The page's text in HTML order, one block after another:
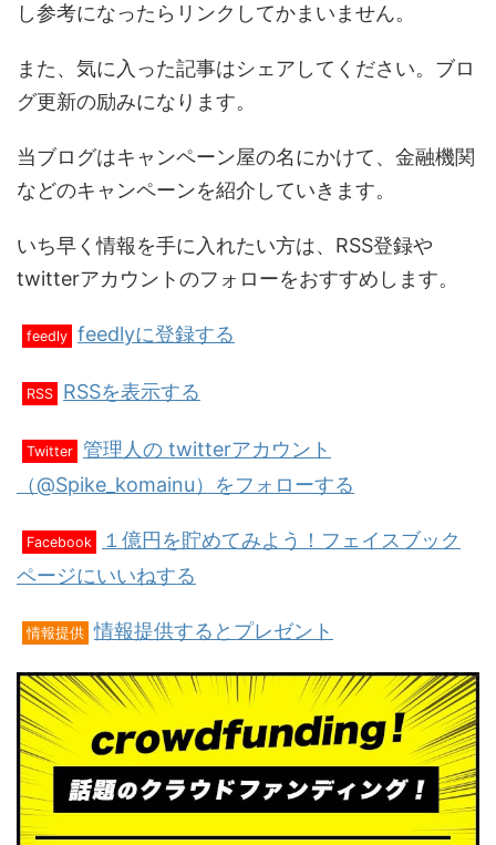
し参考になったらリンクしてかまいません。
また、気に入った記事はシェアしてください。ブロ
グ更新の励みになります。
当ブログはキャンペーン屋の名にかけて、金融機関
などのキャンペーンを紹介していきます。
いち早く情報を手に入れたい方は、RSS登録や
twitterアカウントのフォローをおすすめします。
feedly feedlyに登録する
RSS RSSを表示する
Twitter 管理人の twitterアカウント
（@Spike_komainu）をフォローする
Facebook
１億円を貯めてみよう！フェイスブック
ページにいいねする
情報提供 情報提供するとプレゼント